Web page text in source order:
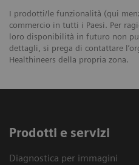
I prodotti/le funzionalità (qui
commercio in tutti i Paesi. Per
loro disponibilità in futuro non
dettagli, si prega di contattare
Healthineers della propria zona.
Prodotti e servizi
Diagnostica per immagini